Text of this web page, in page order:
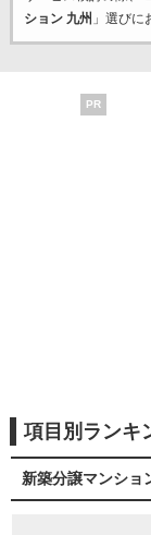
ション 九州 」選びに
PR
項目別ランキ
新築分譲マンショ